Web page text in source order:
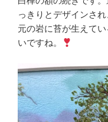
っきりとデザインさ
元の岩に苔が生えて
いですね。